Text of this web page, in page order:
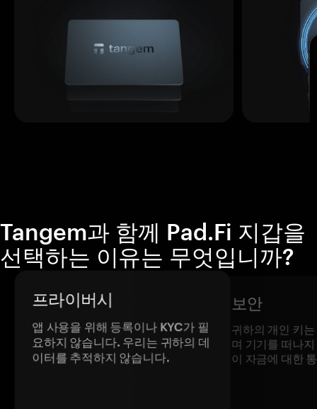
Tangem과 함께 Pad.Fi 지갑을
선택하는 이유는 무엇입니까?
프라이버시
앱 사용을 위해 등록이나 KYC가 필
요하지 않습니다. 우리는 귀하의 데
이터를 추적하지 않습니다.
보안
귀하의 개인 키
며 기기를 떠나
이 자금에 대한